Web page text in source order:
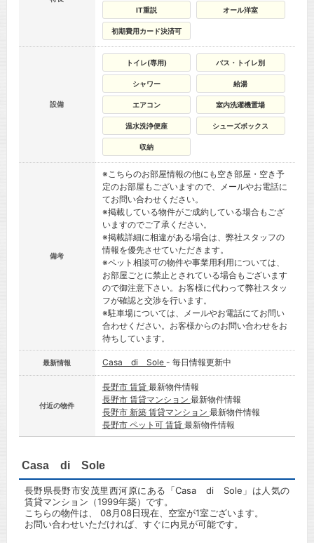
IT重説
オール洋室
初期費用カード決済可
設備
トイレ(専用) バス・トイレ別
シャワー 給湯
エアコン 室内洗濯機置場
温水洗浄便座 シューズボックス
収納
備考
※こちらのお部屋情報の他にも空き部屋・空き予
定のお部屋もございますので、メールやお電話に
てお問い合わせください。
※掲載している物件がご成約している場合もござ
いますのでご了承ください。
※掲載詳細に相違がある場合は、弊社スタッフの
情報を優先させていただきます。
※ペット相談可の物件や事業用利用については、
お部屋ごとに禁止とされている場合もございます
ので御注意下さい。お客様に代わって弊社スタッ
フが確認と交渉を行います。
※駐車場については、メールやお電話にてお問い
合わせください。お客様からのお問い合わせをお
待ちしています。
最新情報 Casa di Sole - 毎日情報更新中
付近の物件
長野市 賃貸 最新物件情報
長野市 賃貸マンション 最新物件情報
長野市 新築 賃貸マンション 最新物件情報
長野市 ペット可 賃貸 最新物件情報
Casa di Sole
長野県長野市安茂里西河原にある「Casa di Sole」は人気の
賃貸マンション（1999年築）です。
こちらの物件は、 08月08日現在、空室が1室ございます。
お問い合わせいただければ、すぐに内見が可能です。